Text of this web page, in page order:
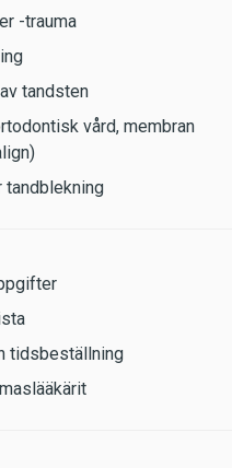
-trauma
tandsten
vård, membran
tandblekning
tidsbeställning